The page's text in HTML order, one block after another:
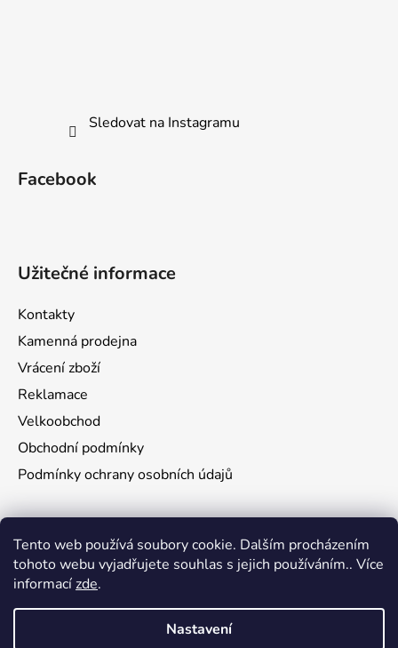
Tento web používá soubory cookie. Dalším procházením
tohoto webu vyjadřujete souhlas s jejich používáním.. Více
informacízde.
Nastavení
Sledovat na Instagramu
Facebook
Užitečné informace
Kontakty
Kamenná prodejna
Vrácení zboží
Reklamace
Velkoobchod
Obchodní podmínky
Podmínky ochrany osobních údajů
Aktuality
Jak namontovat a nastřelit puškohled na zbraň